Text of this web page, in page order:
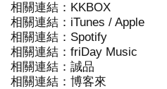
相關連結： KKBOX
相關連結： iTunes / Apple
相關連結： Spotify
相關連結： friDay Music
相關連結： 誠品
相關連結： 博客來